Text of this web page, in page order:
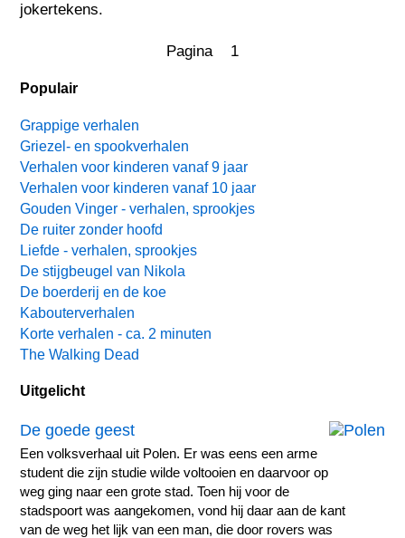
jokertekens.
Pagina 1
Populair
Grappige verhalen
Griezel- en spookverhalen
Verhalen voor kinderen vanaf 9 jaar
Verhalen voor kinderen vanaf 10 jaar
Gouden Vinger - verhalen, sprookjes
De ruiter zonder hoofd
Liefde - verhalen, sprookjes
De stijgbeugel van Nikola
De boerderij en de koe
Kabouterverhalen
Korte verhalen - ca. 2 minuten
The Walking Dead
Uitgelicht
De goede geest
Een volksverhaal uit Polen. Er was eens een arme
student die zijn studie wilde voltooien en daarvoor op
weg ging naar een grote stad. Toen hij voor de
stadspoort was aangekomen, vond hij daar aan de kant
van de weg het lijk van een man, die door rovers was